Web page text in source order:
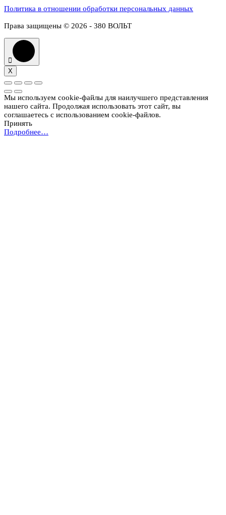
Политика в отношении обработки персональных данных
Права защищены © 2026 - 380 ВОЛЬТ
X
Мы используем cookie-файлы для наилучшего представления
нашего сайта. Продолжая использовать этот сайт, вы
соглашаетесь с использованием cookie-файлов.
Принять
Подробнее…